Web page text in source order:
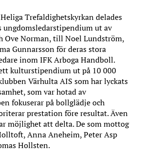
Trefaldighetskyrkan delades
ungdomsledarstipendium ut av
Ove Norman, till Noel Lundström,
Gunnarsson för deras stora
inom IFK Arboga Handboll.
kulturstipendium ut på 10 000
Värhulta AIS som har lyckats
som var hotad av
fokuserar på bollglädje och
prestation före resultat. Även
möjlighet att delta. De som mottog
Anna Aneheim, Peter Asp
Hollsten.